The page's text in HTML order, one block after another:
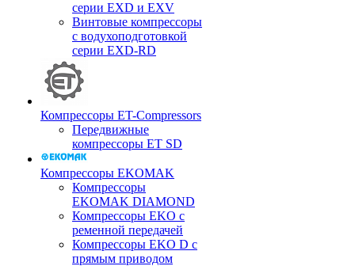
серии EXD и EXV
Винтовые компрессоры
с водухоподготовкой
серии EXD-RD
Компрессоры ET-Compressors
Передвижные
компрессоры ET SD
Компрессоры EKOMAK
Компрессоры
EKOMAK DIAMOND
Компрессоры EKO c
ременной передачей
Компрессоры EKO D с
прямым приводом